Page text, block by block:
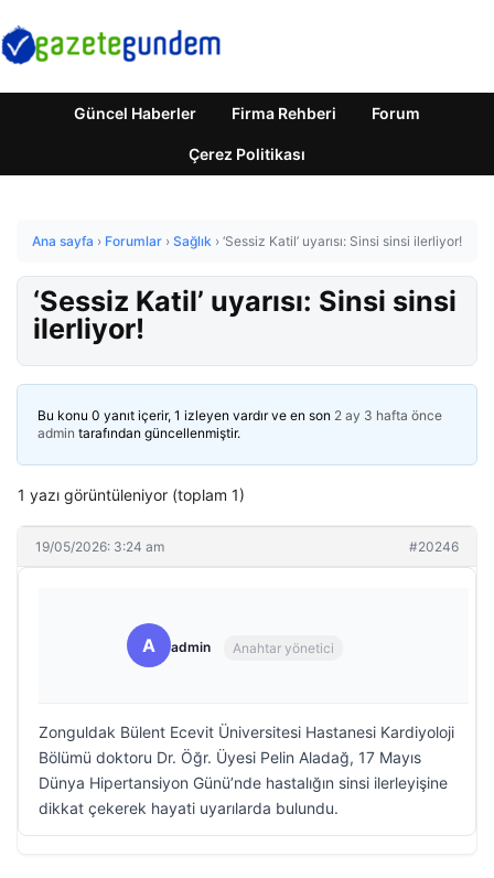
Güncel Haberler Firma Rehberi Forum
Çerez Politikası
Ana sayfa › Forumlar › Sağlık › ‘Sessiz Katil’ uyarısı: Sinsi sinsi ilerliyor!
‘Sessiz Katil’ uyarısı: Sinsi sinsi
ilerliyor!
Bu konu 0 yanıt içerir, 1 izleyen vardır ve en son 2 ay 3 hafta önce
admin tarafından güncellenmiştir.
1 yazı görüntüleniyor (toplam 1)
19/05/2026: 3:24 am #20246
A admin Anahtar yönetici
Zonguldak Bülent Ecevit Üniversitesi Hastanesi Kardiyoloji
Bölümü doktoru Dr. Öğr. Üyesi Pelin Aladağ, 17 Mayıs
Dünya Hipertansiyon Günü’nde hastalığın sinsi ilerleyişine
dikkat çekerek hayati uyarılarda bulundu.